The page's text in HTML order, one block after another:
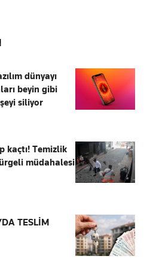
dünyayı
beyin gibi
siliyor
kaçtı! Temizlik
müdahalesi
TESLİM